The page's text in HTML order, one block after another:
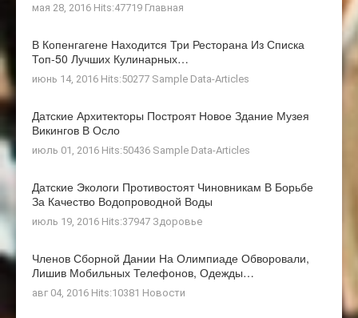
мая 28, 2016 Hits:47719 Главная
В Копенгагене Находится Три Ресторана Из Списка
Топ-50 Лучших Кулинарных…
июнь 14, 2016 Hits:50277 Sample Data-Articles
Датские Архитекторы Построят Новое Здание Музея
Викингов В Осло
июль 01, 2016 Hits:50436 Sample Data-Articles
Датские Экологи Противостоят Чиновникам В Борьбе
За Качество Водопроводной Воды
июль 19, 2016 Hits:37947 Здоровье
Членов Сборной Дании На Олимпиаде Обворовали,
Лишив Мобильных Телефонов, Одежды…
авг 04, 2016 Hits:10381 Новости